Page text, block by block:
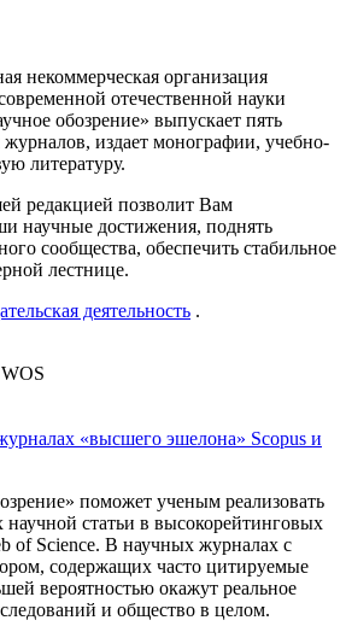
некоммерческая организация
отечественной науки
обозрение» выпускает пять
издает монографии, учебно-
литературу.
редакцией позволит Вам
научные достижения, поднять
сообщества, обеспечить стабильное
лестнице.
деятельность .
«высшего эшелона» Scopus и
поможет ученым реализовать
статьи в высокорейтинговых
of Science. В научных журналах с
содержащих часто цитируемые
вероятностью окажут реальное
и общество в целом.